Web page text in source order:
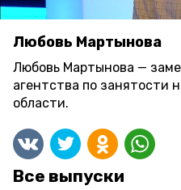
Любовь Мартынова
Любовь Мартынова —
агентства по занятости
области.
Все выпуски